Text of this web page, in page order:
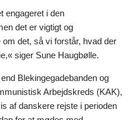
engageret i den
det er vigtigt og
det, så vi forstår, hvad der
siger Sune Haugbølle.
Blekingegadebanden og
Arbejdskreds (KAK),
af danskere rejste i perioden